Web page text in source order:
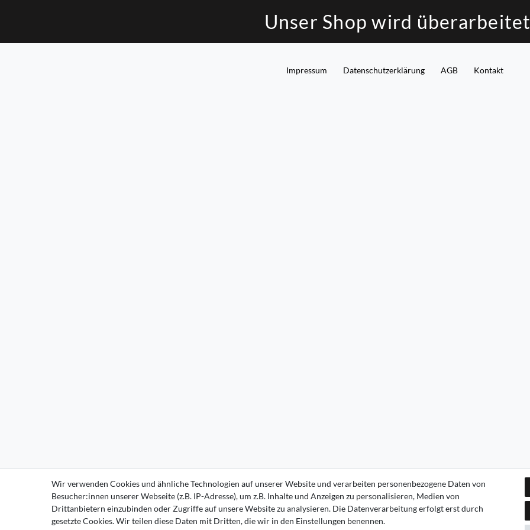
Unser Shop wird
Impressum Daten­schutz­erklärung AGB Kontakt
Wir verwenden Cookies und ähnliche Technologien auf unserer Website und verarbeiten personenbezogene Daten von
Besucher:innen unserer Webseite (z.B. IP-Adresse), um z.B. Inhalte und Anzeigen zu personalisieren, Medien von
Drittanbietern einzubinden oder Zugriffe auf unsere Website zu analysieren. Die Datenverarbeitung erfolgt erst durch
gesetzte Cookies. Wir teilen diese Daten mit Dritten, die wir in den Einstellungen benennen.